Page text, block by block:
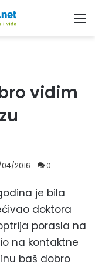
vidim
2016 0
je bila
doktora
porasla na
na kontaktne
baš dobro